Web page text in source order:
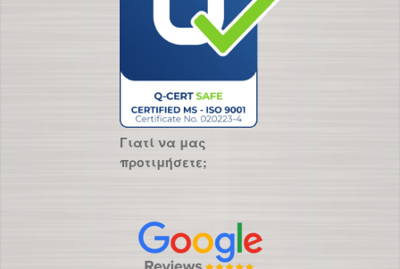
Γιατί να μας
προτιμήσετε;